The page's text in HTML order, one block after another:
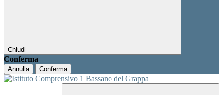
Chiudi
Conferma
Annulla Conferma